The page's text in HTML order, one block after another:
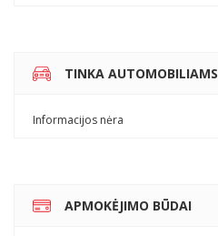
TINKA AUTOMOBILIAMS
Informacijos nėra
APMOKĖJIMO BŪDAI